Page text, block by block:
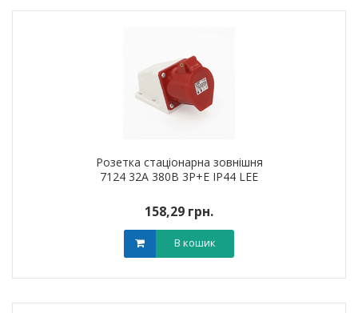
Розетка стаціонарна зовнішня
7124 32А 380В 3Р+Е IP44 LEE
158,29 грн.
В кошик